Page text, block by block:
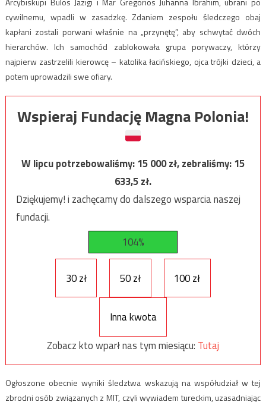
cywilnemu, wpadli w zasadzkę. Zdaniem zespołu śledczego obaj
kapłani zostali porwani właśnie na „przynętę”, aby schwytać dwóch
hierarchów. Ich samochód zablokowała grupa porywaczy, którzy
najpierw zastrzelili kierowcę – katolika łacińskiego, ojca trójki dzieci, a
potem uprowadzili swe ofiary.
Wspieraj Fundację Magna Polonia!
W lipcu potrzebowaliśmy:15 000zł, zebraliśmy:15
633,5zł.
Dziękujemy! i zachęcamy do dalszego wsparcia naszej
fundacji.
104%
30 zł 50 zł 100 zł
Inna kwota
Zobacz kto wparł nas tym miesiącu: Tutaj
Ogłoszone obecnie wyniki śledztwa wskazują na współudział w tej
zbrodni osób związanych z MIT, czyli wywiadem tureckim, uzasadniając